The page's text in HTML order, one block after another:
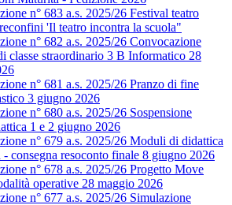
n° 683 a.s. 2025/26 Festival teatro
'Il teatro incontra la scuola"
n° 682 a.s. 2025/26 Convocazione
classe straordinario 3 B Informatico 28
n° 681 a.s. 2025/26 Pranzo di fine
3 giugno 2026
n° 680 a.s. 2025/26 Sospensione
1 e 2 giugno 2026
n° 679 a.s. 2025/26 Moduli di didattica
- consegna resoconto finale 8 giugno 2026
n° 678 a.s. 2025/26 Progetto Move
operative 28 maggio 2026
n° 677 a.s. 2025/26 Simulazione